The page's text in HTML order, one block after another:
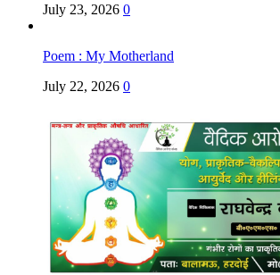
July 23, 2026 0
Poem : My Motherland
July 22, 2026 0